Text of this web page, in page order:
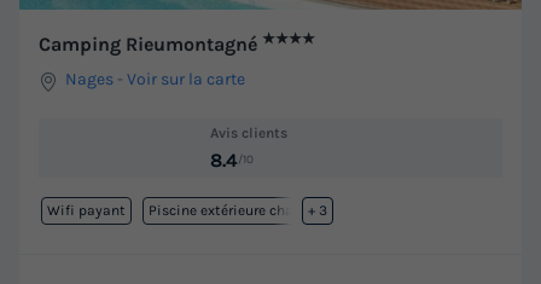
Camping Rieumontagné ★★★★
Nages -Voir sur la carte
Avis clients
8.4/10
Wifi payant Piscine extérieure chauffée
+ 3